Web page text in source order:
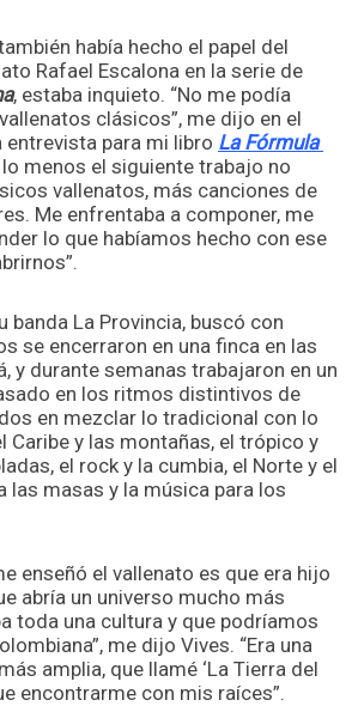
había hecho el papel del
Rafael Escalona en la serie de
, estaba inquieto. “No me podía
clásicos”, me dijo en el
entrevista para mi libro La Fórmula
lo menos el siguiente trabajo no
vallenatos, más canciones de
Me enfrentaba a componer, me
lo que habíamos hecho con ese
banda La Provincia, buscó con
se encerraron en una finca en las
y durante semanas trabajaron en un
en los ritmos distintivos de
en mezclar lo tradicional con lo
Caribe y las montañas, el trópico y
el rock y la cumbia, el Norte y el
las masas y la música para los
enseñó el vallenato es que era hijo
abría un universo mucho más
toda una cultura y que podríamos
me dijo Vives. “Era una
amplia, que llamé ‘La Tierra del
encontrarme con mis raíces”.